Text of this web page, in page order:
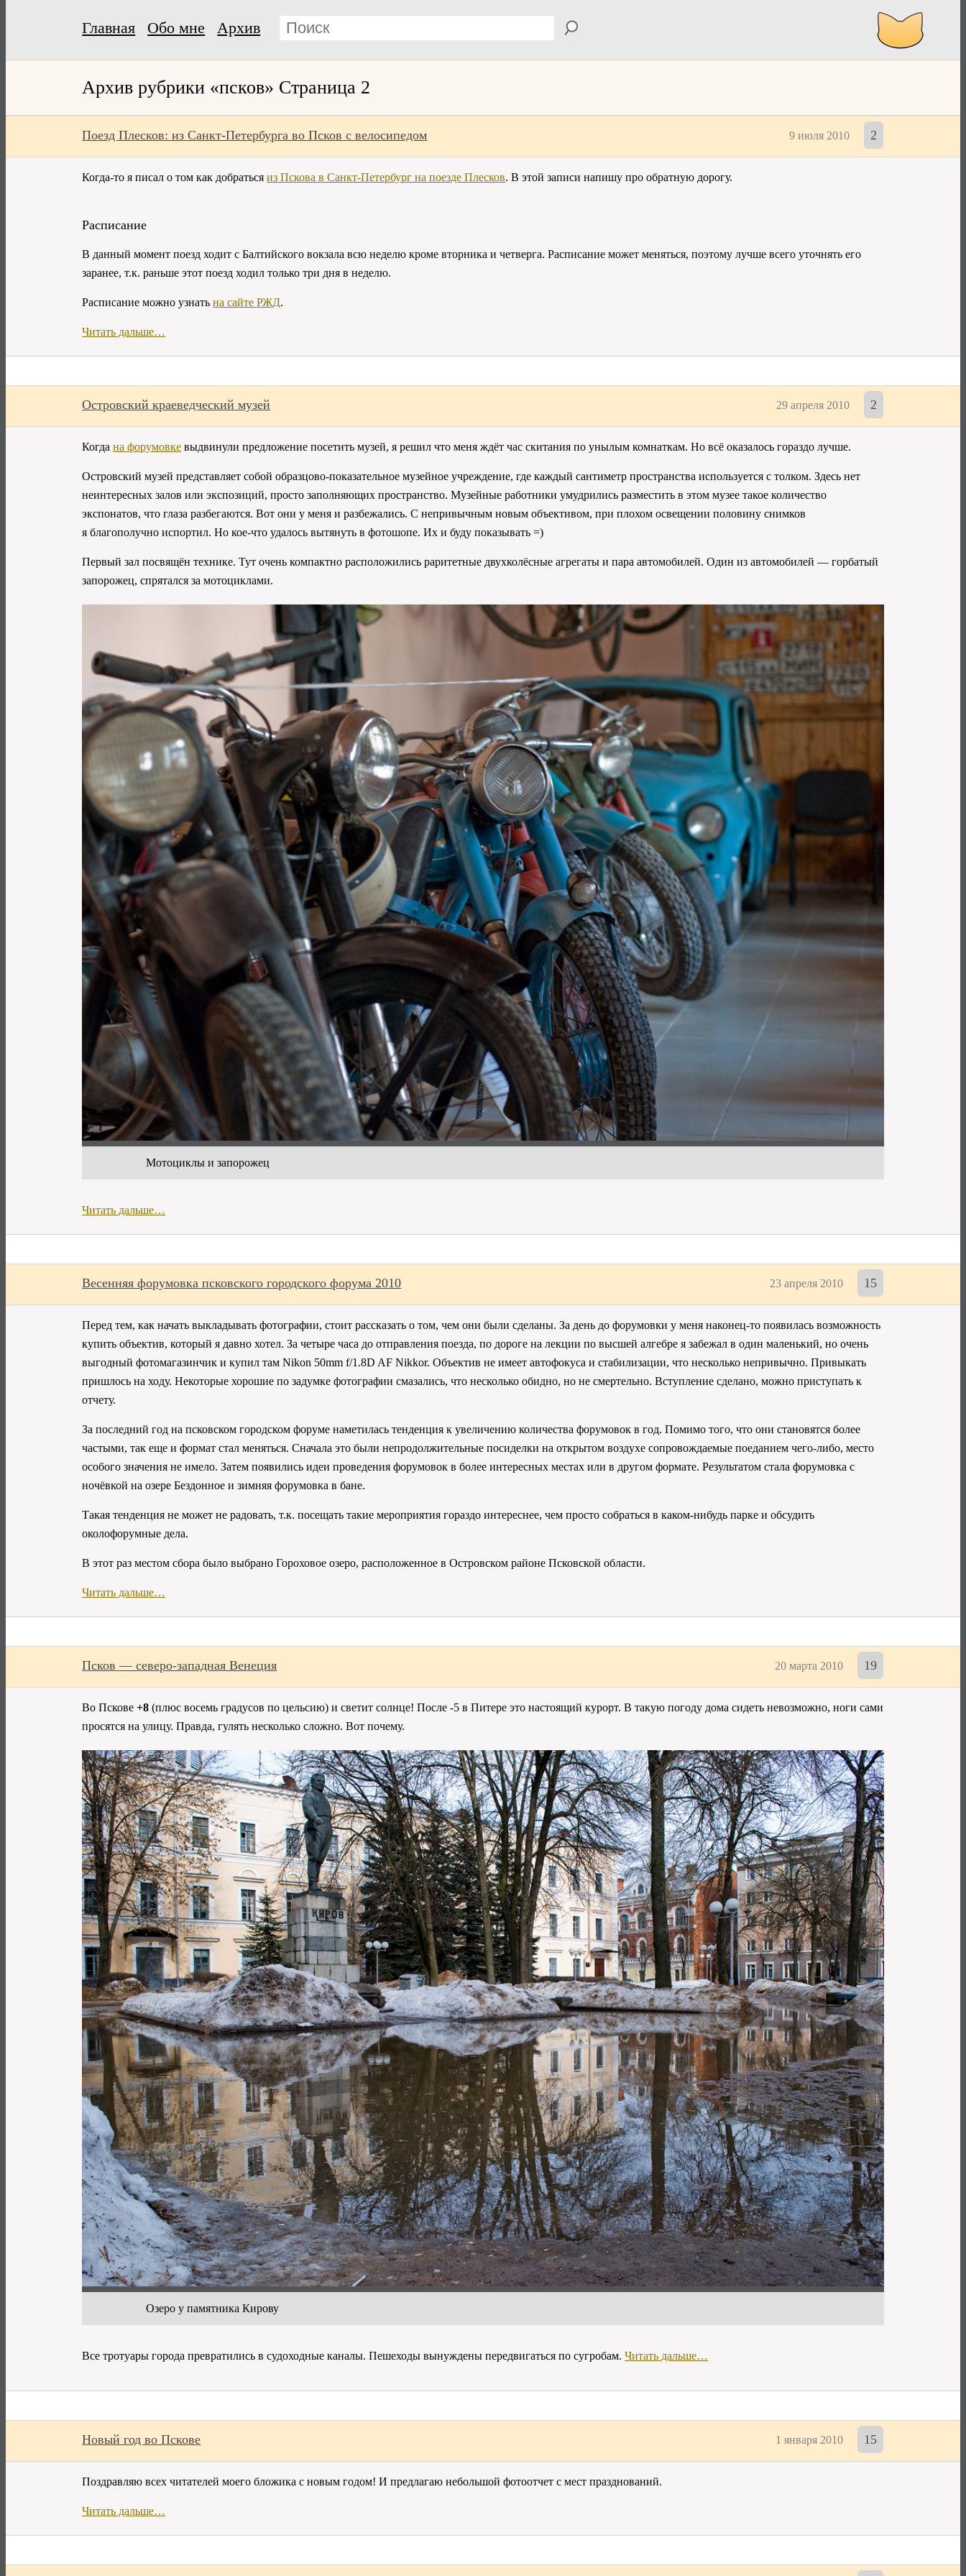
Главная Обо мне Архив
Архив рубрики «псков» Страница 2
9 июля 2010 2
Поезд Плесков: из Санкт-Петербурга во Псков с велосипедом
Когда-то я писал о том как добратьсяиз Пскова в Санкт-Петербург на поезде Плесков. В этой записи напишу про обратную дорогу.
Расписание
В данный момент поезд ходит с Балтийского вокзала всю неделю кроме вторника и четверга. Расписание может меняться, поэтому лучше всего уточнять его
заранее, т.к. раньше этот поезд ходил только три дня в неделю.
Расписание можно узнатьна сайте РЖД.
Читать дальше…
29 апреля 2010 2
Островский краеведческий музей
Когдана форумовке выдвинули предложение посетить музей, я решил что меня ждёт час скитания по унылым комнаткам. Но всё оказалось гораздо лучше.
Островский музей представляет собойобразцово-показательное музейное учреждение, где каждый сантиметр пространства используется с толком. Здесь нет
неинтересных залов или экспозиций, просто заполняющих пространство. Музейные работники умудрились разместить в этом музее такое количество
экспонатов, что глаза разбегаются. Вот они у меня и разбежались. С непривычным новым объективом, при плохом освещении половину снимков
я благополучно испортил. Нокое-что удалось вытянуть в фотошопе. Их и буду показывать =)
Первый зал посвящён технике. Тут очень компактно расположились раритетные двухколёсные агрегаты и пара автомобилей. Один из автомобилей — горбатый
запорожец, спрятался за мотоциклами.
Мотоциклы и запорожец
Читать дальше…
23 апреля 2010 15
Весенняя форумовка псковского городского форума 2010
Перед тем, как начать выкладывать фотографии, стоит рассказать о том, чем они были сделаны. За день до форумовки у меня наконец-то появилась возможность
купить объектив, который я давно хотел. За четыре часа до отправления поезда, по дороге на лекции по высшей алгебре я забежал в один маленький, но очень
выгодный фотомагазинчик и купил там Nikon 50mm f/1.8D AF Nikkor. Объектив не имеет автофокуса и стабилизации, что несколько непривычно. Привыкать
пришлось на ходу. Некоторые хорошие по задумке фотографии смазались, что несколько обидно, но не смертельно. Вступление сделано, можно приступать к
отчету.
За последний год на псковском городском форуме наметилась тенденция к увеличению количества форумовок в год. Помимо того, что они становятся более
частыми, так еще и формат стал меняться. Сначала это были непродолжительные посиделки на открытом воздухе сопровождаемые поеданием чего-либо, место
особого значения не имело. Затем появились идеи проведения форумовок в более интересных местах или в другом формате. Результатом стала форумовка с
ночёвкой на озере Бездонное и зимняя форумовка в бане.
Такая тенденция не может не радовать, т.к. посещать такие мероприятия гораздо интереснее, чем просто собраться в каком-нибудь парке и обсудить
околофорумные дела.
В этот раз местом сбора было выбраноГороховое озеро, расположенное в Островском районе Псковской области.
Читать дальше…
20 марта 2010 19
Псков — северо-западная Венеция
Во Пскове+8 (плюс восемь градусов по цельсию) и светит солнце! После -5 в Питере это настоящий курорт. В такую погоду дома сидеть невозможно, ноги сами
просятся на улицу. Правда, гулять несколько сложно. Вот почему.
Озеро у памятника Кирову
Все тротуары города превратились в судоходные каналы. Пешеходы вынуждены передвигаться по сугробам.Читать дальше…
1 января 2010 15
Новый год во Пскове
Поздравляю всех читателей моего бложика с новым годом! И предлагаю небольшой фотоотчет с мест празднований.
Читать дальше…